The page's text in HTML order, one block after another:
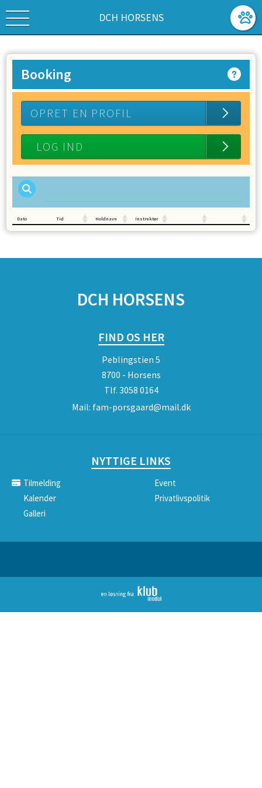
DCH HORSENS
Booking
OPRET EN PROFIL
Dato Tid Holdnavn Instruktør
DCH HORSENS
FIND OS HER
Peblingstien 5
8700 - Horsens
Tlf. 3058 0164
Mail: fam-porsgaard@mail.dk
NYTTIGE LINKS
Tilmelding
Event
Kalender
Privatlivspolitik
Galleri